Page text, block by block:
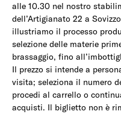
alle 10.30 nel nostro
dell’Artigianato 22 a
illustriamo il processo
selezione delle materie
brassaggio, fino
Il prezzo si intende a
visita; seleziona il numero
procedi al carrello o
acquisti. Il biglietto non è